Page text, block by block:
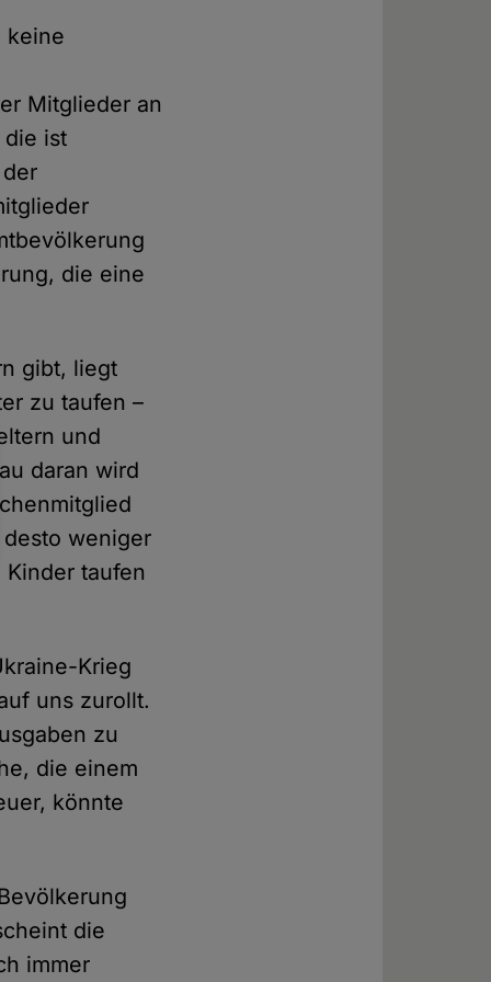
keine
Mitglieder an
die ist
die eine
gibt, liegt
zu taufen –
und
daran wird
weniger
taufen
Krieg
uns zurollt.
zu
die einem
könnte
die
immer